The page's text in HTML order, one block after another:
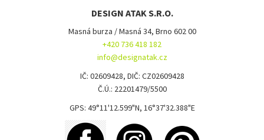
DESIGN ATAK S.R.O.
Masná burza / Masná 34, Brno 602 00
+420 736 418 182
info@designatak.cz
IČ: 02609428, DIČ: CZ02609428
Č.Ú.: 22201479/5500
GPS: 49°11'12.599"N, 16°37'32.388"E